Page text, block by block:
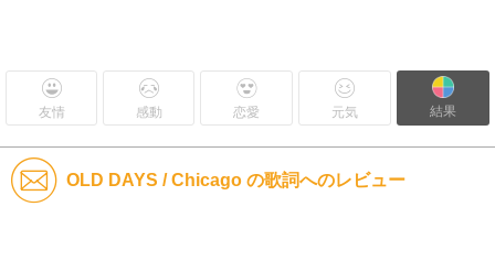
友情 感動 恋愛 元気 結果
OLD DAYS / Chicago の歌詞へのレビュー